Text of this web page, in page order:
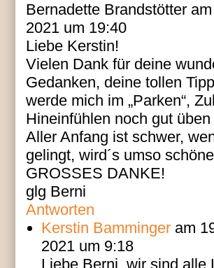
Bernadette Brandstötter
2021 um 19:40
Liebe Kerstin!
Vielen Dank für deine
Gedanken, deine tollen
werde mich im „Parken“,
Hineinfühlen noch gut
Aller Anfang ist schwer,
gelingt, wird´s umso
GROSSES DANKE!
glg Berni
Antworten
Kerstin Bamminger am
2021 um 9:18
Liebe Berni, wir sind alle